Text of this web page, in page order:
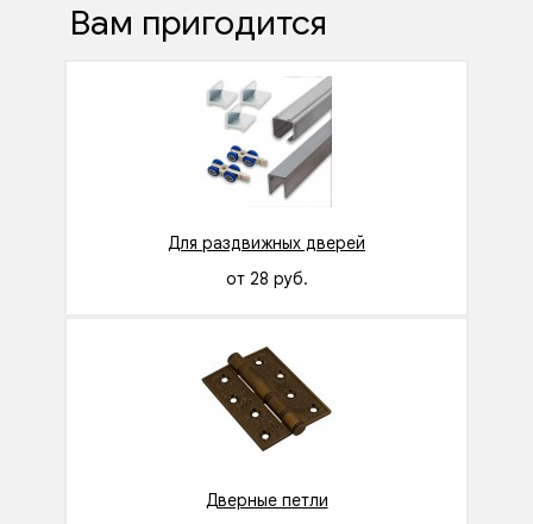
Вам пригодится
Для раздвижных дверей
от 28 руб.
Дверные петли